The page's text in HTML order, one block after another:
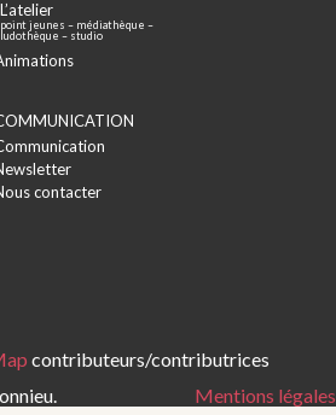
contributeurs/contributrices
L’atelier
point jeunes – médiathèque –
ludothèque – studio
contacter
Mentions légales